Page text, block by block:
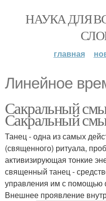
НАУКА ДЛЯ
главная
Линейное
Сакральный
Сакральный
Танец - одна из самых
(священного) ритуала,
активизирующая тонкие
священный танец -
управления им с помощью
Внешнее проявление